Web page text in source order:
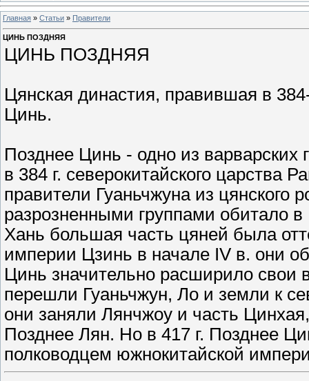
Главная » Статьи » Правители
ЦИНЬ ПОЗДНЯЯ
ЦИНЬ ПОЗДНЯЯ
Цянская династия, правившая в
Цинь.
Позднее Цинь - одно из варварских
в 384 г. северокитайского царства
правители Гуаньчжуна из цянского
разрозненными группами обитало
Хань большая часть цяней была
империи Цзинь в начале IV в. они
Цинь значительно расширило свои
перешли Гуаньчжун, Ло и земли к
они заняли Лянчжоу и часть
Позднее Лян. Но в 417 г. Позднее
полководцем южнокитайской